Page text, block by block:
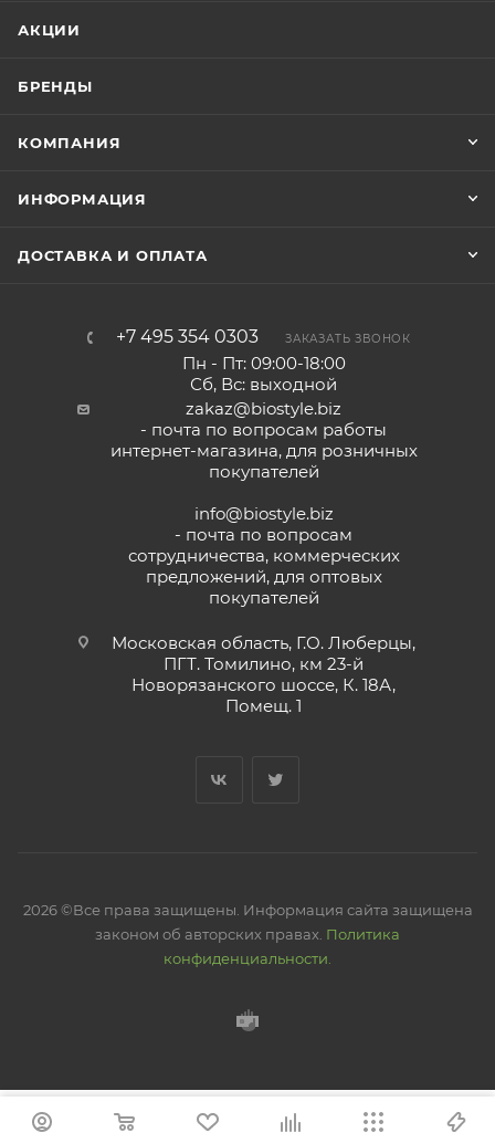
АКЦИИ
БРЕНДЫ
КОМПАНИЯ
ИНФОРМАЦИЯ
ДОСТАВКА И ОПЛАТА
+7 495 354 0303 ЗАКАЗАТЬ ЗВОНОК
Пн - Пт: 09:00-18:00
Сб, Вс: выходной
zakaz@biostyle.biz
- почта по вопросам работы
интернет-магазина, для розничных
покупателей
info@biostyle.biz
- почта по вопросам
сотрудничества, коммерческих
предложений, для оптовых
покупателей
Московская область, Г.О. Люберцы,
ПГТ. Томилино, км 23-й
Новорязанского шоссе, К. 18А,
Помещ. 1
2026 ©Все права защищены. Информация сайта защищена
законом об авторских правах. Политика
конфиденциальности.